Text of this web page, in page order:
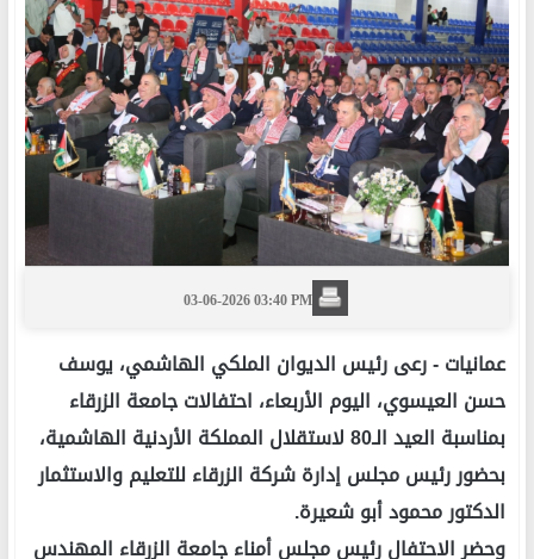
03-06-2026 03:40 PM
عمانيات -رعى رئيس الديوان الملكي الهاشمي، يوسف
حسن العيسوي، اليوم الأربعاء، احتفالات جامعة الزرقاء
بمناسبة العيد الـ80 لاستقلال المملكة الأردنية الهاشمية،
بحضور رئيس مجلس إدارة شركة الزرقاء للتعليم والاستثمار
الدكتور محمود أبو شعيرة.
وحضر الاحتفال رئيس مجلس أمناء جامعة الزرقاء المهندس